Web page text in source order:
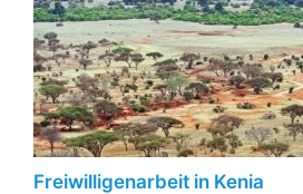
Freiwilligenarbeit in Kenia